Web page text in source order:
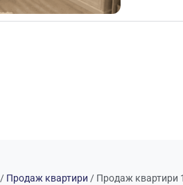
/ Продаж квартири / Продаж квартири